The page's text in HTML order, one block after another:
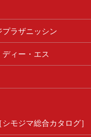
プラザニッシン
ディー・エス
モジマ総合カタログ］